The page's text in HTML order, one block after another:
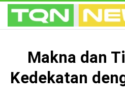
Makna dan
Kedekatan